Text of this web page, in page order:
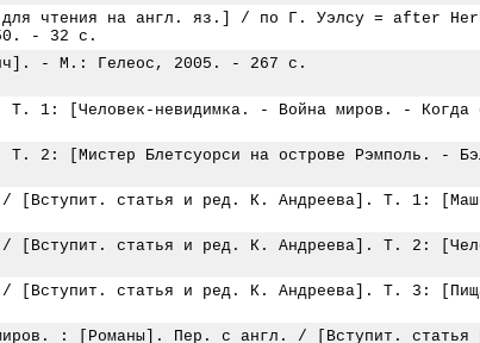
чтения на англ. яз.] / по Г. Уэлсу = after
- 32 с.
- М.: Гелеос, 2005. - 267 с.
1: [Человек-невидимка. - Война миров. - Когда
[Мистер Блетсуорси на острове Рэмполь. -
[Вступит. статья и ред. К. Андреева]. Т. 1:
[Вступит. статья и ред. К. Андреева]. Т. 2:
[Вступит. статья и ред. К. Андреева]. Т. 3:
: [Романы]. Пер. с англ. / [Вступит. статья